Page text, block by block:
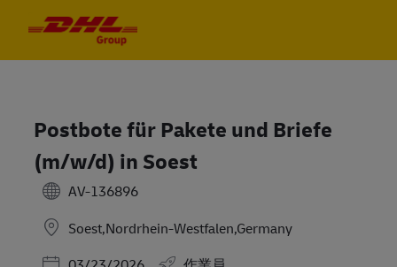
Postbote für Pakete und Briefe
(m/w/d) in Soest
AV-136896
Soest,Nordrhein-Westfalen,Germany